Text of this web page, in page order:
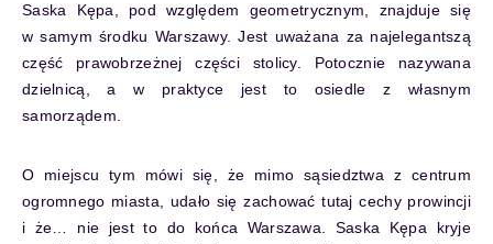
Saska Kępa, pod względem geometrycznym, znajduje się
w samym środku Warszawy. Jest uważana za najelegantszą
część prawobrzeżnej części stolicy. Potocznie nazywana
dzielnicą, a w praktyce jest to osiedle z własnym
samorządem.
O miejscu tym mówi się, że mimo sąsiedztwa z centrum
ogromnego miasta, udało się zachować tutaj cechy prowincji
i że… nie jest to do końca Warszawa. Saska Kępa kryje